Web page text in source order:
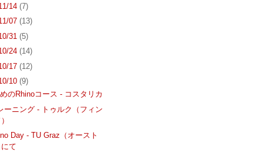
14 (7)
07 (13)
31 (5)
24 (14)
17 (12)
10 (9)
のRhinoコース - コスタリカ
ーニング - トゥルク（フィン
Day - TU Graz（オースト
て